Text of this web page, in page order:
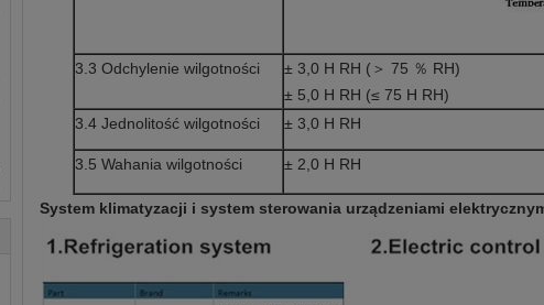
3.3 Odchylenie wilgotności
± 3,0 H RH (＞ 75 ％ RH)
± 5,0 H RH (≤ 75 H RH)
3.4 Jednolitość wilgotności
± 3,0 H RH
3.5 Wahania wilgotności ± 2,0 H RH
System klimatyzacji i system sterowania urządzeniami